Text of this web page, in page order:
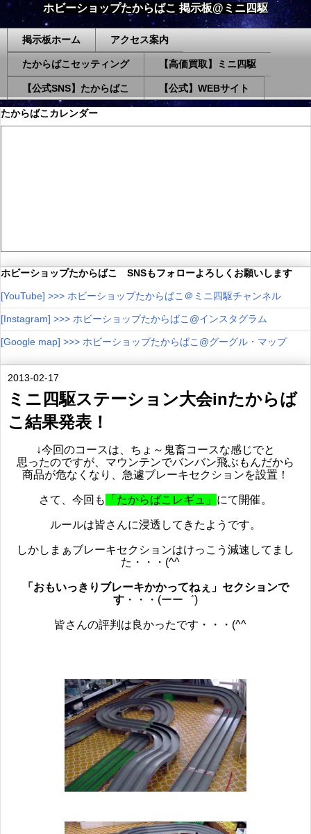
ホビーショップたからばこ 掲示板@ミニ四駆
掲示板ホーム アクセス案内
たからばこセッティング 【高価買取】ミニ四駆
【公式SNS】たからばこ 【公式】WEBサイト
たからばこカレンダー
ホビーショップたからばこ SNSもフォローよろしくお願いします
[YouTube] >>> ホビーショップたからばこ＠ミニ四駆チャンネル
[Instagram] >>> ホビーショップたからばこ@インスタグラム
[Google map] >>> ホビーショップたからばこ@グーグル・マップ
2013-02-17
ミニ四駆ステーション大会inたからば
こ結果発表！
↓今回のコースは、ちょ～鬼畜コースな感じでと
思ったのですが、マウンテンでバンバン飛ぶもんだから
商品が危なくなり、急遽ブレーキセクションを設置！
さて、今回も 「たからばこレギュ」 にて開催。
ルールは皆さんに浸透してきたようです。
しかしまぁブレーキセクションはけっこう減速してまし
た・・・(^^ゞ
「おもいっきりブレーキかかってねぇ」セクションで
す ・・・(ーー゛)
皆さんの評判は良かったです・・・(^^ゞ